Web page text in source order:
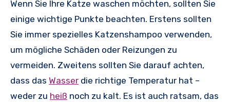
Wenn Sie Ihre Katze waschen möchten, sollten Sie
einige wichtige Punkte beachten. Erstens sollten
Sie immer spezielles Katzenshampoo verwenden,
um mögliche Schäden oder Reizungen zu
vermeiden. Zweitens sollten Sie darauf achten,
dass das Wasser die richtige Temperatur hat –
weder zu heiß noch zu kalt. Es ist auch ratsam, das